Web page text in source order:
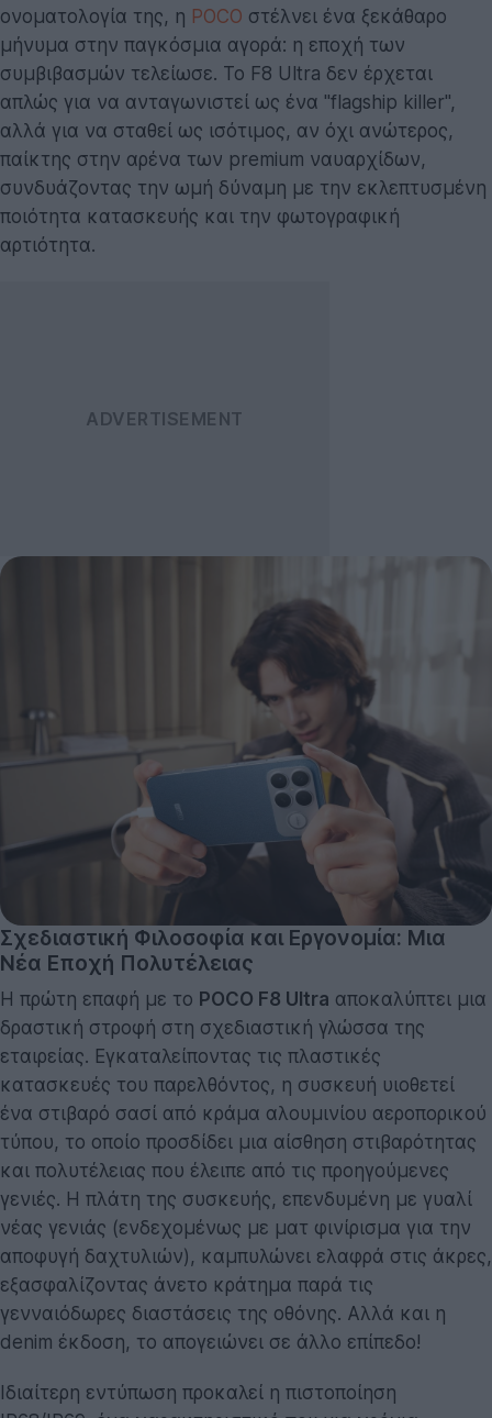
ονοματολογία της, η POCO στέλνει ένα ξεκάθαρο
μήνυμα στην παγκόσμια αγορά: η εποχή των
συμβιβασμών τελείωσε. Το F8 Ultra δεν έρχεται
απλώς για να ανταγωνιστεί ως ένα "flagship killer",
αλλά για να σταθεί ως ισότιμος, αν όχι ανώτερος,
παίκτης στην αρένα των premium ναυαρχίδων,
συνδυάζοντας την ωμή δύναμη με την εκλεπτυσμένη
ποιότητα κατασκευής και την φωτογραφική
αρτιότητα.
Σχεδιαστική Φιλοσοφία και Εργονομία: Μια
Νέα Εποχή Πολυτέλειας
Η πρώτη επαφή με το POCO F8 Ultra αποκαλύπτει μια
δραστική στροφή στη σχεδιαστική γλώσσα της
εταιρείας. Εγκαταλείποντας τις πλαστικές
κατασκευές του παρελθόντος, η συσκευή υιοθετεί
ένα στιβαρό σασί από κράμα αλουμινίου αεροπορικού
τύπου, το οποίο προσδίδει μια αίσθηση στιβαρότητας
και πολυτέλειας που έλειπε από τις προηγούμενες
γενιές. Η πλάτη της συσκευής, επενδυμένη με γυαλί
νέας γενιάς (ενδεχομένως με ματ φινίρισμα για την
αποφυγή δαχτυλιών), καμπυλώνει ελαφρά στις άκρες,
εξασφαλίζοντας άνετο κράτημα παρά τις
γενναιόδωρες διαστάσεις της οθόνης. Αλλά και η
denim έκδοση, το απογειώνει σε άλλο επίπεδο!
Ιδιαίτερη εντύπωση προκαλεί η πιστοποίηση